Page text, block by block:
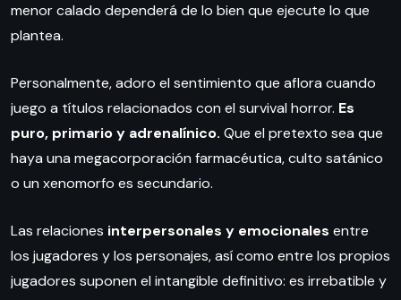
menor calado dependerá de lo bien que ejecute lo que
plantea.
Personalmente, adoro el sentimiento que aflora cuando
juego a títulos relacionados con el survival horror. Es
puro, primario y adrenalínico. Que el pretexto sea que
haya una megacorporación farmacéutica, culto satánico
o un xenomorfo es secundario.
Las relaciones interpersonales y emocionales entre
los jugadores y los personajes, así como entre los propios
jugadores suponen el intangible definitivo: es irrebatible y